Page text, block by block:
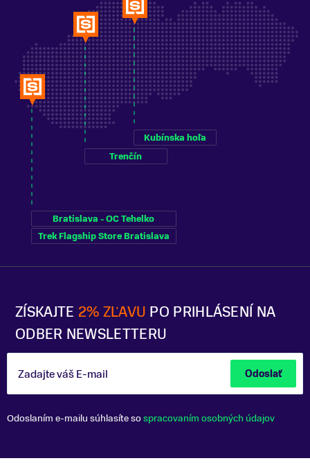
ZÍSKAJTE 2% ZĽAVU PO PRIHLÁSENÍ NA
ODBER NEWSLETTERU
Zadajte váš E-mail Odoslať
Odoslaním e-mailu súhlasíte sospracovaním osobných údajov
Bratislava - OC Tehelko
Trek Flagship Store Bratislava
Trenčín
Kubínska hoľa